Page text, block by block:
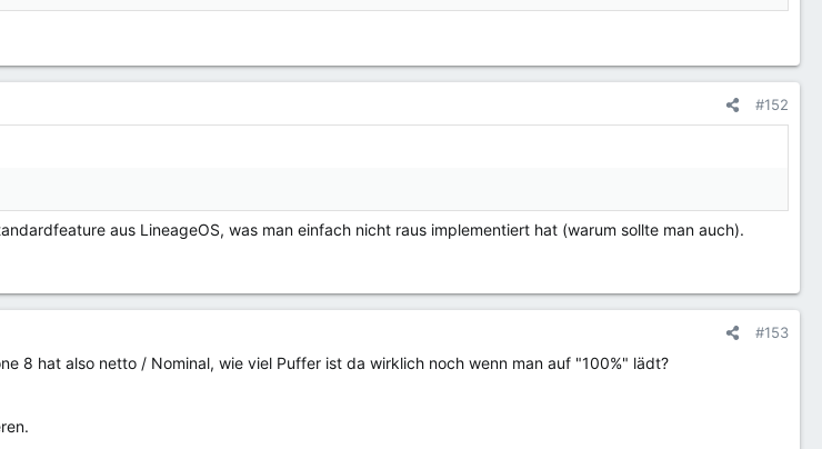
#152
aus LineageOS, was man einfach nicht raus implementiert hat (warum sollte man auch).
#153
8 hat also netto / Nominal, wie viel Puffer ist da wirklich noch wenn man auf "100%" lädt?